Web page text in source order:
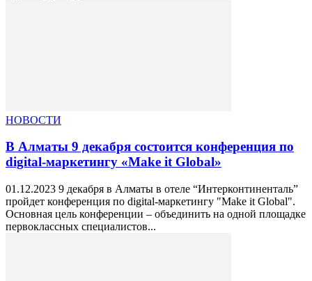
НОВОСТИ
В Алматы 9 декабря состоится конференция по
digital-маркетингу «Make it Global»
01.12.2023 9 декабря в Алматы в отеле “Интерконтиненталь”
пройдет конференция по digital-маркетингу "Make it Global".
Основная цель конференции – объединить на одной площадке
первоклассных специалистов...